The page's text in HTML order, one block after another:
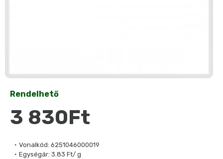
Vonalkód: 6251046000019
Egységár: 3.83 Ft/ g
Rendelhető
3 830Ft